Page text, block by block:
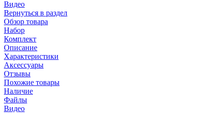
Видео
Вернуться в раздел
Обзор товара
Набор
Комплект
Описание
Характеристики
Аксессуары
Отзывы
Похожие товары
Наличие
Файлы
Видео